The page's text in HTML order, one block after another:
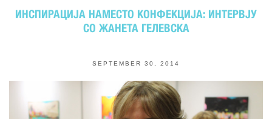
ИНСПИРАЦИЈА НАМЕСТО КОНФЕКЦИЈА: ИНТЕРВЈУ
СО ЖАНЕТА ГЕЛЕВСКА
SEPTEMBER 30, 2014